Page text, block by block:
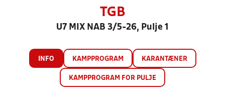
TGB
U7 MIX NAB 3/5-26, Pulje 1
INFO KAMPPROGRAM KARANTÆNER
KAMPPROGRAM FOR PULJE